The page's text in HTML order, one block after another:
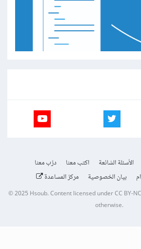
الأسئلة الشائعة اكتب معنا
درّب معنا
بيان الخصوصية مركز المساعدة
© 2025 Hsoub.Content licensed underCC BY-
otherwise.